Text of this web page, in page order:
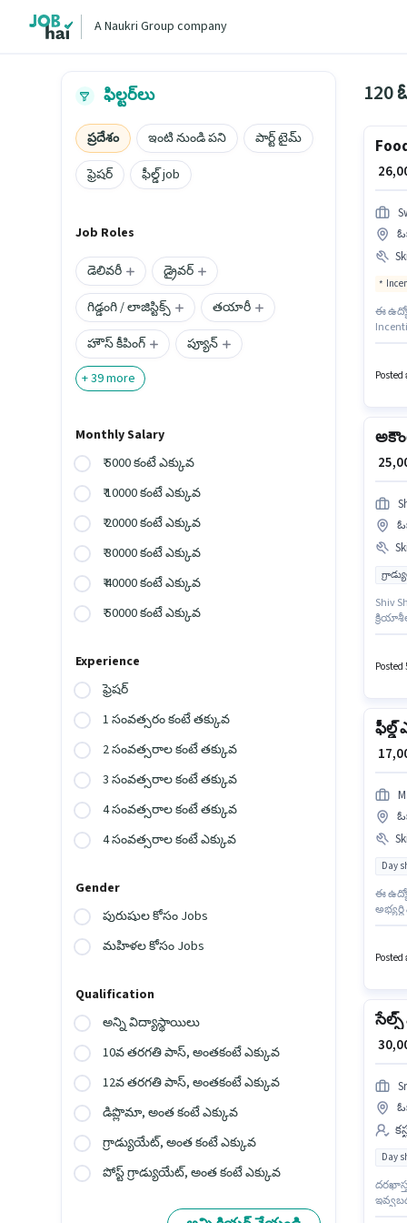
A Naukri Group company
ఫిల్టర్‌లు
ప్రదేశం ఇంటి నుండి పని
పార్ట్ టైమ్
ఫ్రెషర్
ఫీల్డ్ job
Job Roles
డెలివరీ
డ్రైవర్
గిడ్డంగి / లాజిస్టిక్స్
తయారీ
హౌస్ కీపింగ్
ప్యూన్
+39more
Monthly Salary
₹ 5000 కంటే ఎక్కువ
₹ 10000 కంటే ఎక్కువ
₹ 20000 కంటే ఎక్కువ
₹ 30000 కంటే ఎక్కువ
₹ 40000 కంటే ఎక్కువ
₹ 50000 కంటే ఎక్కువ
Experience
ఫ్రెషర్
1 సంవత్సరం కంటే తక్కువ
2 సంవత్సరాల కంటే తక్కువ
3 సంవత్సరాల కంటే తక్కువ
4 సంవత్సరాల కంటే తక్కువ
4 సంవత్సరాల కంటే ఎక్కువ
Gender
పురుషుల కోసం Jobs
మహిళల కోసం Jobs
Qualification
అన్ని విద్యాస్థాయిలు
10వ తరగతి పాస్, అంతకంటే ఎక్కువ
12వ తరగతి పాస్, అంతకంటే ఎక్కువ
డిప్లొమా, అంత కంటే ఎక్కువ
గ్రాడ్యుయేట్, అంత కంటే ఎక్కువ
పోస్ట్ గ్రాడ్యుయేట్, అంత కంటే ఎక్కువ
₹
ఈ
₹
Shiv
ఈ
Posted
ఫీల్డ్
₹
Day
ఈ
సేల్స్
₹
Day